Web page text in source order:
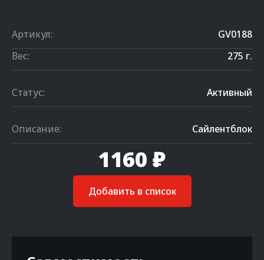
Артикул:
GV0188
Вес:
275 г.
Статус: Активный
Описание: Сайлентблок
1160 ₽
Добавить в список